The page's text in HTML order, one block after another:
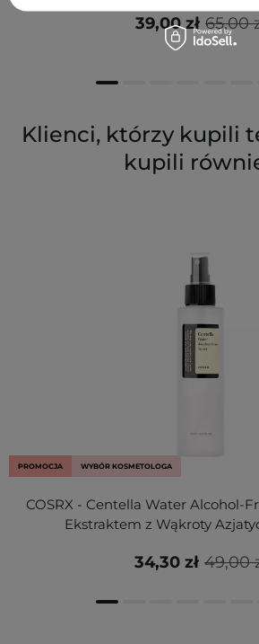
65,00
39,00 zł
Klienci, którzy kupili
kupili
PROMOCJA WYBÓR KOSMETOLOGA
COSRX - Centella Water Alcohol-
Ekstraktem z Wąkroty
49,00
34,30 zł